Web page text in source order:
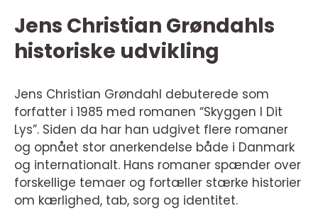
Jens Christian Grøndahls
historiske udvikling
Jens Christian Grøndahl debuterede som
forfatter i 1985 med romanen “Skyggen I Dit
Lys”. Siden da har han udgivet flere romaner
og opnået stor anerkendelse både i Danmark
og internationalt. Hans romaner spænder over
forskellige temaer og fortæller stærke historier
om kærlighed, tab, sorg og identitet.